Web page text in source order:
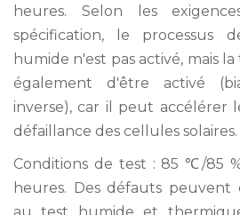
heures. Selon les
spécification, le processus
humide n'est pas activé, mais
également d'être activé
inverse), car il peut accélérer
défaillance des cellules solaires.
Conditions de test : 85 ℃/85
heures. Des défauts peuvent